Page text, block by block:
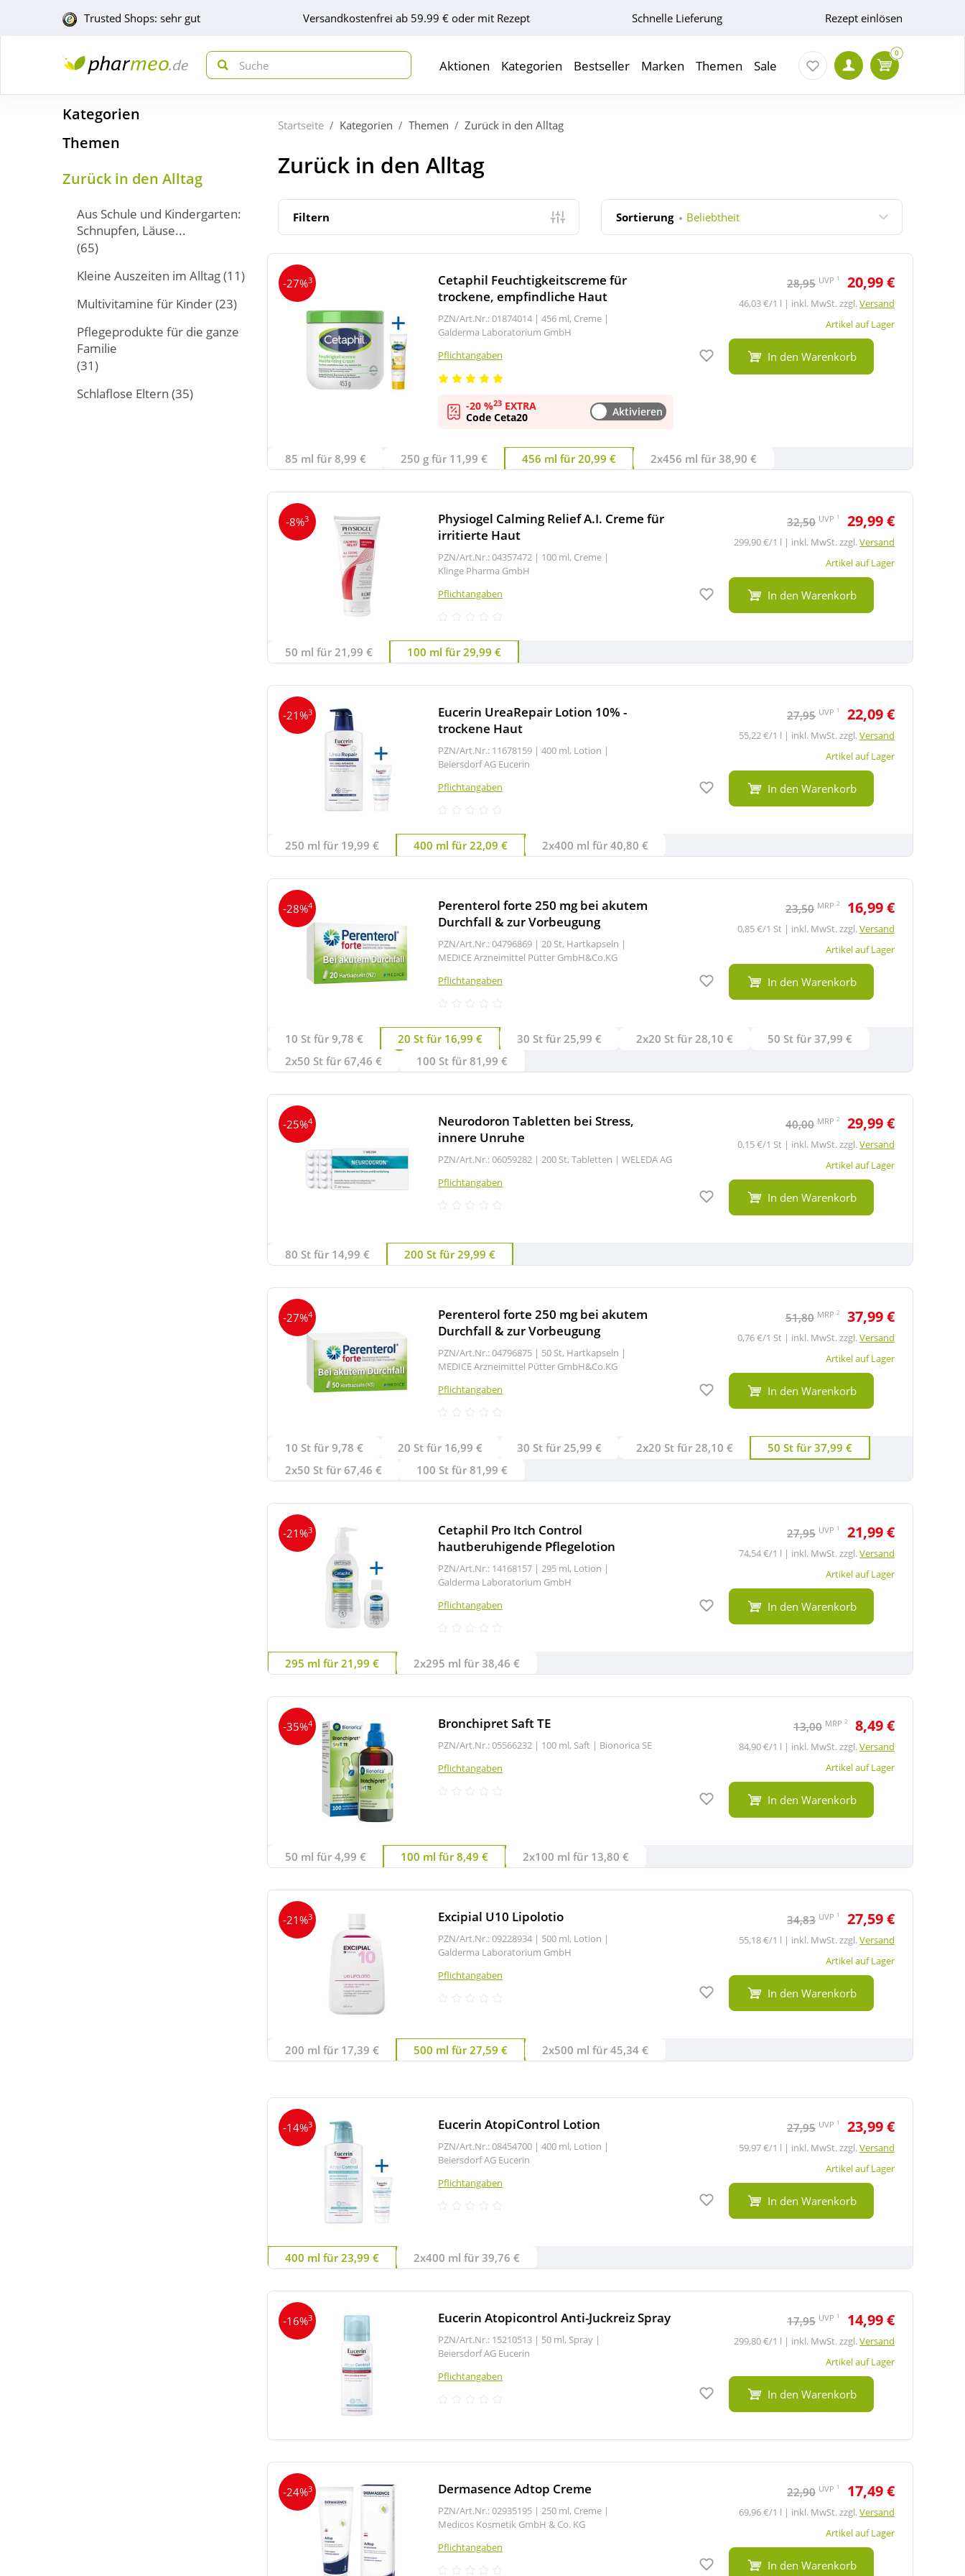
Trusted Shops: sehr gut Versandkostenfrei ab 59.99 € oder mit Rezept Schnelle Lieferung Rezept einlösen
Aktionen Kategorien Bestseller Marken Themen Sale
0
Kategorien
Themen
Zurück in den Alltag
Aus Schule und Kindergarten:
Schnupfen, Läuse...
(65)
Kleine Auszeiten im Alltag(11)
Multivitamine für Kinder(23)
Pflegeprodukte für die ganze
Familie
(31)
Schlaflose Eltern (35)
Startseite Kategorien Themen Zurück in den Alltag
Zurück in den Alltag
Filtern Sortierung Beliebtheit
-27%3
Cetaphil Feuchtigkeitscreme für
trockene, empfindliche Haut
PZN/Art.Nr.: 01874014 | 456 ml, Creme |
Galderma Laboratorium GmbH
Pflichtangaben
-20 %23 EXTRA
Code Ceta20
Aktivieren
28,95 UVP 1 20,99 €
46,03 €/1 l | inkl. MwSt. zzgl.Versand
Artikel auf Lager
Auf den Merkzettel
In den Warenkorb
85 ml für 8,99 € 250 g für 11,99 € 456 ml für 20,99 € 2x456 ml für 38,90 €
-8%3
Physiogel Calming Relief A.I. Creme für
irritierte Haut
PZN/Art.Nr.: 04357472 | 100 ml, Creme |
Klinge Pharma GmbH
Pflichtangaben
32,50 UVP 1 29,99 €
299,90 €/1 l | inkl. MwSt. zzgl.Versand
Artikel auf Lager
Auf den Merkzettel
In den Warenkorb
50 ml für 21,99 € 100 ml für 29,99 €
-21%3
Eucerin UreaRepair Lotion 10% -
trockene Haut
PZN/Art.Nr.: 11678159 | 400 ml, Lotion |
Beiersdorf AG Eucerin
Pflichtangaben
27,95 UVP 1 22,09 €
55,22 €/1 l | inkl. MwSt. zzgl.Versand
Artikel auf Lager
Auf den Merkzettel
In den Warenkorb
250 ml für 19,99 € 400 ml für 22,09 € 2x400 ml für 40,80 €
-28%4
Perenterol forte 250 mg bei akutem
Durchfall & zur Vorbeugung
PZN/Art.Nr.: 04796869 | 20 St, Hartkapseln |
MEDICE Arzneimittel Pütter GmbH&Co.KG
Pflichtangaben
23,50 MRP 2 16,99 €
0,85 €/1 St | inkl. MwSt. zzgl.Versand
Artikel auf Lager
Auf den Merkzettel
In den Warenkorb
10 St für 9,78 € 20 St für 16,99 € 30 St für 25,99 € 2x20 St für 28,10 €
50 St für 37,99 €
2x50 St für 67,46 €
100 St für 81,99 €
-25%4
Neurodoron Tabletten bei Stress,
innere Unruhe
PZN/Art.Nr.: 06059282 | 200 St, Tabletten | WELEDA AG
Pflichtangaben
40,00 MRP 2 29,99 €
0,15 €/1 St | inkl. MwSt. zzgl.Versand
Artikel auf Lager
Auf den Merkzettel
In den Warenkorb
80 St für 14,99 € 200 St für 29,99 €
-27%4
Perenterol forte 250 mg bei akutem
Durchfall & zur Vorbeugung
PZN/Art.Nr.: 04796875 | 50 St, Hartkapseln |
MEDICE Arzneimittel Pütter GmbH&Co.KG
Pflichtangaben
51,80 MRP 2 37,99 €
0,76 €/1 St | inkl. MwSt. zzgl.Versand
Artikel auf Lager
Auf den Merkzettel
In den Warenkorb
10 St für 9,78 € 20 St für 16,99 € 30 St für 25,99 € 2x20 St für 28,10 €
50 St für 37,99 €
2x50 St für 67,46 €
100 St für 81,99 €
-21%3
Cetaphil Pro Itch Control
hautberuhigende Pflegelotion
PZN/Art.Nr.: 14168157 | 295 ml, Lotion |
Galderma Laboratorium GmbH
Pflichtangaben
27,95 UVP 1 21,99 €
74,54 €/1 l | inkl. MwSt. zzgl.Versand
Artikel auf Lager
Auf den Merkzettel
In den Warenkorb
295 ml für 21,99 € 2x295 ml für 38,46 €
-35%4 Bronchipret Saft TE
PZN/Art.Nr.: 05566232 | 100 ml, Saft | Bionorica SE
Pflichtangaben
13,00 MRP 2 8,49 €
84,90 €/1 l | inkl. MwSt. zzgl.Versand
Artikel auf Lager
Auf den Merkzettel
In den Warenkorb
50 ml für 4,99 € 100 ml für 8,49 € 2x100 ml für 13,80 €
-21%3 Excipial U10 Lipolotio
PZN/Art.Nr.: 09228934 | 500 ml, Lotion |
Galderma Laboratorium GmbH
Pflichtangaben
34,83 UVP 1 27,59 €
55,18 €/1 l | inkl. MwSt. zzgl.Versand
Artikel auf Lager
Auf den Merkzettel
In den Warenkorb
200 ml für 17,39 € 500 ml für 27,59 € 2x500 ml für 45,34 €
-14%3 Eucerin AtopiControl Lotion
PZN/Art.Nr.: 08454700 | 400 ml, Lotion |
Beiersdorf AG Eucerin
Pflichtangaben
27,95 UVP 1 23,99 €
59,97 €/1 l | inkl. MwSt. zzgl.Versand
Artikel auf Lager
Auf den Merkzettel
In den Warenkorb
400 ml für 23,99 € 2x400 ml für 39,76 €
-16%3 Eucerin Atopicontrol Anti-Juckreiz Spray
PZN/Art.Nr.: 15210513 | 50 ml, Spray |
Beiersdorf AG Eucerin
Pflichtangaben
17,95 UVP 1 14,99 €
299,80 €/1 l | inkl. MwSt. zzgl.Versand
Artikel auf Lager
Auf den Merkzettel
In den Warenkorb
-24%3 Dermasence Adtop Creme
PZN/Art.Nr.: 02935195 | 250 ml, Creme |
Medicos Kosmetik GmbH & Co. KG
Pflichtangaben
22,90 UVP 1 17,49 €
69,96 €/1 l | inkl. MwSt. zzgl.Versand
Artikel auf Lager
Auf den Merkzettel
In den Warenkorb